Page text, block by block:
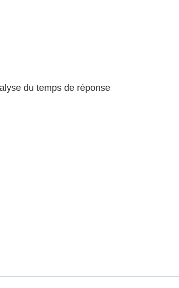
du temps de réponse